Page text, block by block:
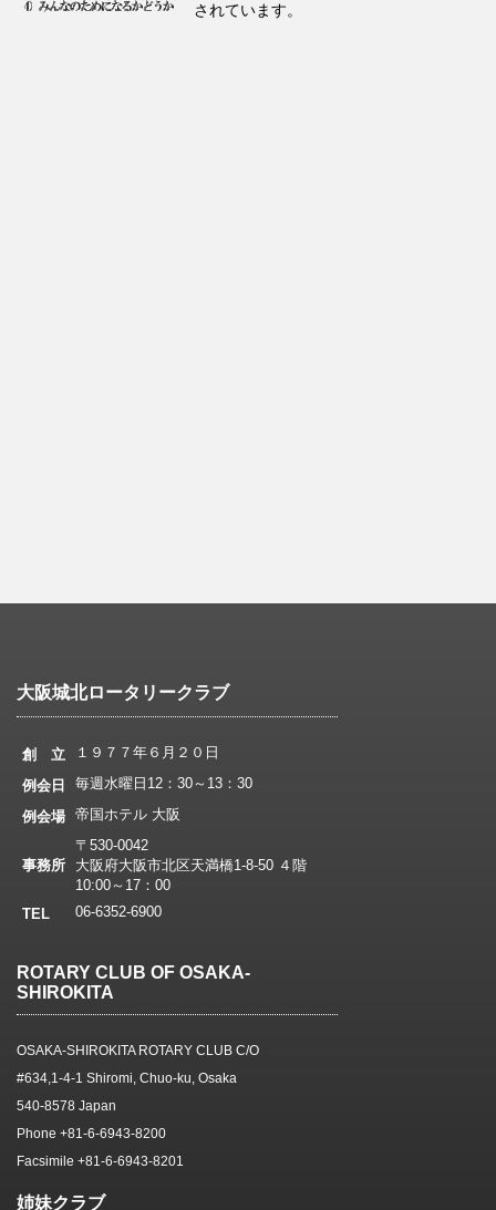
されています。
大阪城北ロータリークラブ
創 立
１９７７年６月２０日
例会日
毎週水曜日12：30～13：30
例会場 帝国ホテル 大阪
事務所
〒530-0042
大阪府大阪市北区天満橋1-8-50 ４階
10:00～17：00
TEL
06-6352-6900
ROTARY CLUB OF OSAKA-
SHIROKITA
OSAKA-SHIROKITA ROTARY CLUB C/O
#634,1-4-1 Shiromi, Chuo-ku, Osaka
540-8578 Japan
Phone +81-6-6943-8200
Facsimile +81-6-6943-8201
姉妹クラブ